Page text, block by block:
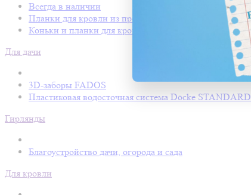
Всегда в наличии
Планки для кровли из профнастила
Коньки и планки для кровли Покрофф
Для дачи
3D-заборы FADOS
Пластиковая водосточная система Döcke STANDARD
Гирлянды
Благоустройство дачи, огорода и сада
Для кровли